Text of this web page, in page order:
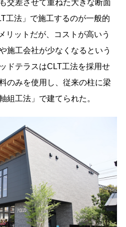
交差させて重ねた大きな断面
工法」で施工するのが一般的
リットだが、コストが高いう
施工会社が少なくなるという
ドテラスはCLT工法を採用せ
のみを使用し、従来の柱に梁
組工法」で建てられた。